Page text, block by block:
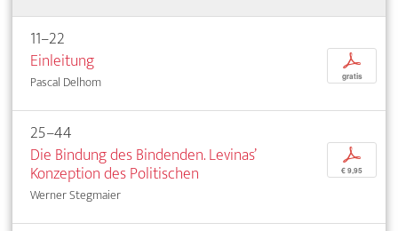
11–22
Einleitung
Pascal Delhom
p
gratis
25–44
Die Bindung des Bindenden. Levinas’
Konzeption des Politischen
Werner Stegmaier
p
€ 9,95